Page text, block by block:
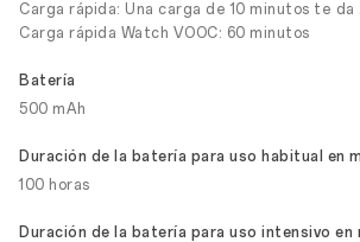
Carga rápida: Una carga de 10 minutos te da
Carga rápida Watch VOOC: 60 minutos
Batería
500 mAh
Duración de la batería para uso habitual en
100 horas
Duración de la batería para uso intensivo